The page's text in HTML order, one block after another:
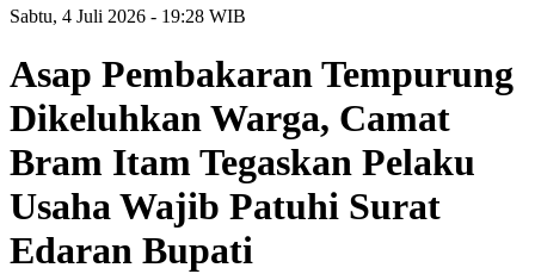
Sabtu, 4 Juli 2026 - 19:28 WIB
Asap Pembakaran Tempurung
Dikeluhkan Warga, Camat
Bram Itam Tegaskan Pelaku
Usaha Wajib Patuhi Surat
Edaran Bupati